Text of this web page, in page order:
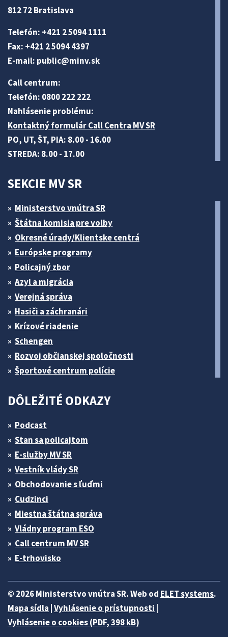
812 72 Bratislava
Telefón: +421 2 5094 1111
Fax: +421 2 5094 4397
E-mail: public@minv.sk
Call centrum:
Telefón: 0800 222 222
Nahlásenie problému:
Kontaktný formulár Call Centra MV SR
PO, UT, ŠT, PIA: 8.00 - 16.00
STREDA: 8.00 - 17.00
SEKCIE MV SR
Ministerstvo vnútra SR
Štátna komisia pre volby
Okresné úrady/Klientske centrá
Európske programy
Policajný zbor
Azyl a migrácia
Verejná správa
Hasiči a záchranári
Krízové riadenie
Schengen
Rozvoj občianskej spoločnosti
Športové centrum polície
DÔLEŽITÉ ODKAZY
Podcast
Stan sa policajtom
E-služby MV SR
Vestník vlády SR
Obchodovanie s ľuďmi
Cudzinci
Miestna štátna správa
Vládny program ESO
Call centrum MV SR
E-trhovisko
© 2026 Ministerstvo vnútra SR. Web od ELET systems.
Mapa sídla Vyhlásenie o prístupnosti
Vyhlásenie o cookies (PDF, 398 kB)